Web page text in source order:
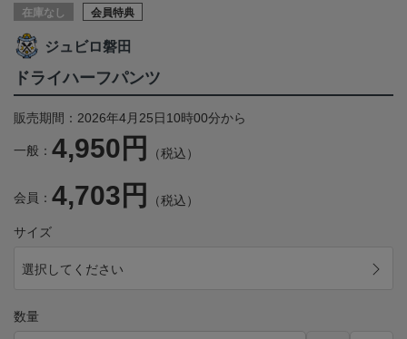
在庫なし 会員特典
ジュビロ磐田
ドライハーフパンツ
販売期間：2026年4月25日10時00分から
一般： 4,950円 （税込）
会員： 4,703円 （税込）
サイズ
選択してください
数量